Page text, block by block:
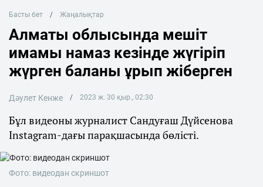
Басты бет Жаңалықтар
Алматы облысында мешіт
имамы намаз кезінде жүгіріп
жүрген баланы ұрып жіберген
Дәулет Кенже 2023 ж. 30 қыр., 02:30
Бұл видеоны журналист Сандуғаш Дүйсенова
Instagram-дағы парақшасында бөлісті.
Фото: видеодан скриншот